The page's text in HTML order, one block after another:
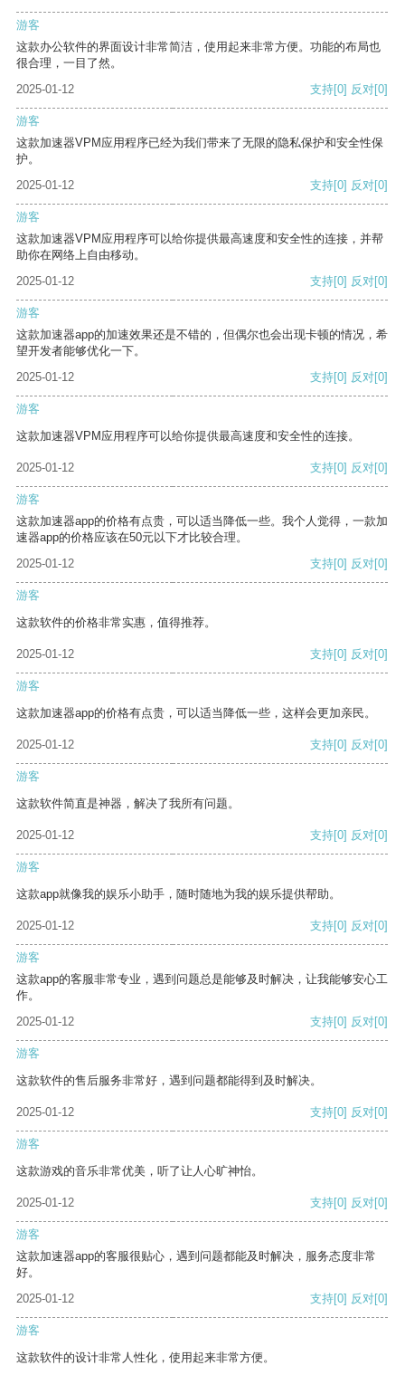
游客
这款办公软件的界面设计非常简洁，使用起来非常方便。功能的布局也
很合理，一目了然。
2025-01-12
支持[0] 反对[0]
游客
这款加速器VPM应用程序已经为我们带来了无限的隐私保护和安全性保
护。
2025-01-12
支持[0] 反对[0]
游客
这款加速器VPM应用程序可以给你提供最高速度和安全性的连接，并帮
助你在网络上自由移动。
2025-01-12
支持[0] 反对[0]
游客
这款加速器app的加速效果还是不错的，但偶尔也会出现卡顿的情况，希
望开发者能够优化一下。
2025-01-12
支持[0] 反对[0]
游客
这款加速器VPM应用程序可以给你提供最高速度和安全性的连接。
2025-01-12 支持[0] 反对[0]
游客
这款加速器app的价格有点贵，可以适当降低一些。我个人觉得，一款加
速器app的价格应该在50元以下才比较合理。
2025-01-12
支持[0] 反对[0]
游客
这款软件的价格非常实惠，值得推荐。
2025-01-12 支持[0] 反对[0]
游客
这款加速器app的价格有点贵，可以适当降低一些，这样会更加亲民。
2025-01-12 支持[0] 反对[0]
游客
这款软件简直是神器，解决了我所有问题。
2025-01-12 支持[0] 反对[0]
游客
这款app就像我的娱乐小助手，随时随地为我的娱乐提供帮助。
2025-01-12 支持[0] 反对[0]
游客
这款app的客服非常专业，遇到问题总是能够及时解决，让我能够安心工
作。
2025-01-12
支持[0] 反对[0]
游客
这款软件的售后服务非常好，遇到问题都能得到及时解决。
2025-01-12 支持[0] 反对[0]
游客
这款游戏的音乐非常优美，听了让人心旷神怡。
2025-01-12 支持[0] 反对[0]
游客
这款加速器app的客服很贴心，遇到问题都能及时解决，服务态度非常
好。
2025-01-12
支持[0] 反对[0]
游客
这款软件的设计非常人性化，使用起来非常方便。